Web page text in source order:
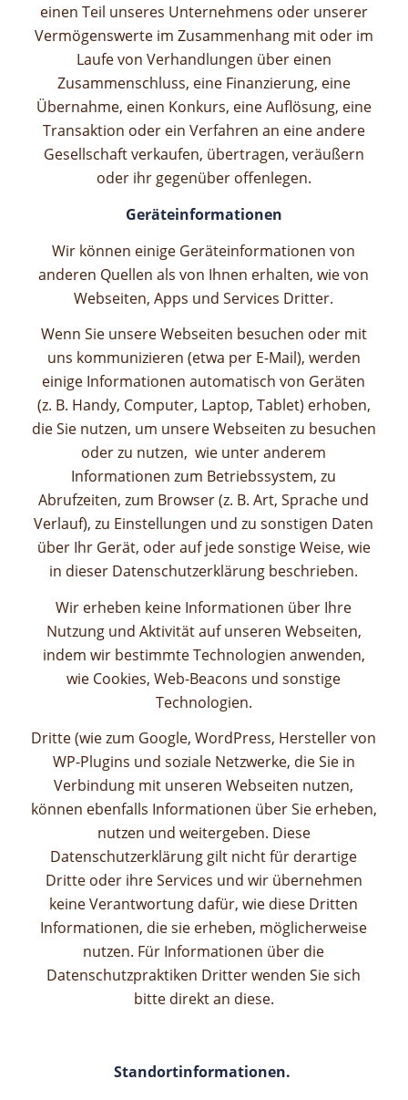
einen Teil unseres Unternehmens oder unserer
Vermögenswerte im Zusammenhang mit oder im
Laufe von Verhandlungen über einen
Zusammenschluss, eine Finanzierung, eine
Übernahme, einen Konkurs, eine Auflösung, eine
Transaktion oder ein Verfahren an eine andere
Gesellschaft verkaufen, übertragen, veräußern
oder ihr gegenüber offenlegen.
Geräteinformationen
Wir können einige Geräteinformationen von
anderen Quellen als von Ihnen erhalten, wie von
Webseiten, Apps und Services Dritter.
Wenn Sie unsere Webseiten besuchen oder mit
uns kommunizieren (etwa per E-Mail), werden
einige Informationen automatisch von Geräten
(z. B. Handy, Computer, Laptop, Tablet) erhoben,
die Sie nutzen, um unsere Webseiten zu besuchen
oder zu nutzen, wie unter anderem
Informationen zum Betriebssystem, zu
Abrufzeiten, zum Browser (z. B. Art, Sprache und
Verlauf), zu Einstellungen und zu sonstigen Daten
über Ihr Gerät, oder auf jede sonstige Weise, wie
in dieser Datenschutzerklärung beschrieben.
Wir erheben keine Informationen über Ihre
Nutzung und Aktivität auf unseren Webseiten,
indem wir bestimmte Technologien anwenden,
wie Cookies, Web-Beacons und sonstige
Technologien.
Dritte (wie zum Google, WordPress, Hersteller von
WP-Plugins und soziale Netzwerke, die Sie in
Verbindung mit unseren Webseiten nutzen,
können ebenfalls Informationen über Sie erheben,
nutzen und weitergeben. Diese
Datenschutzerklärung gilt nicht für derartige
Dritte oder ihre Services und wir übernehmen
keine Verantwortung dafür, wie diese Dritten
Informationen, die sie erheben, möglicherweise
nutzen. Für Informationen über die
Datenschutzpraktiken Dritter wenden Sie sich
bitte direkt an diese.
Standortinformationen.